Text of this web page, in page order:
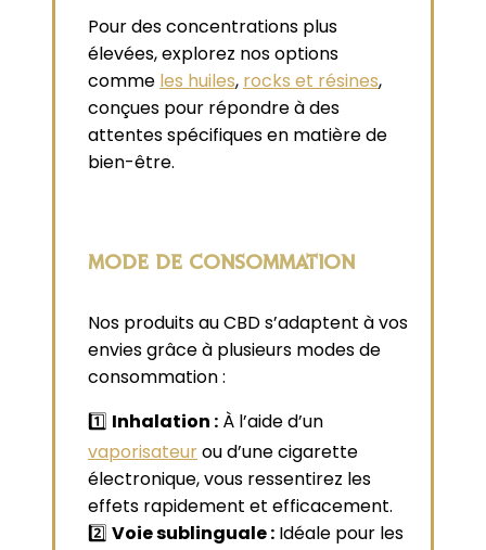
Pour des concentrations plus
élevées, explorez nos options
comme les huiles, rocks et résines,
conçues pour répondre à des
attentes spécifiques en matière de
bien-être.
MODE DE CONSOMMATION
Nos produits au CBD s’adaptent à vos
envies grâce à plusieurs modes de
consommation :
1️⃣ Inhalation : À l’aide d’un
vaporisateurou d’une cigarette
électronique, vous ressentirez les
effets rapidement et efficacement.
2️⃣ Voie sublinguale : Idéale pour les